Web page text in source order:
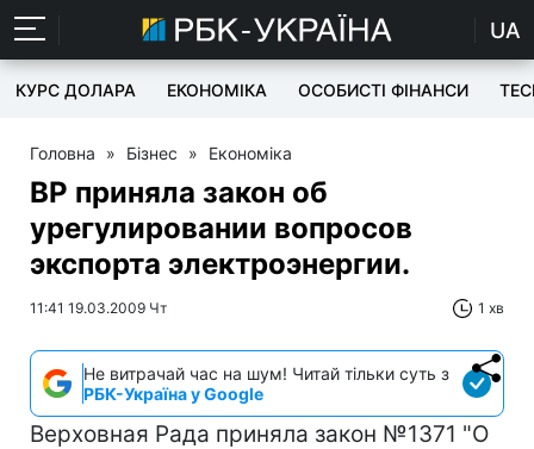
UA
КУРС ДОЛАРА ЕКОНОМІКА ОСОБИСТІ ФІНАНСИ
Головна » Бізнес » Економіка
ВР приняла закон об
урегулировании вопросов
экспорта электроэнергии.
11:41 19.03.2009 Чт 1 хв
Не витрачай час на шум! Читай тільки суть з
РБК-Україна у Google
Верховная Рада приняла закон №1371 "О